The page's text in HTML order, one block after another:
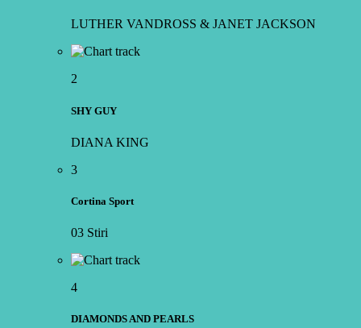
LUTHER VANDROSS & JANET JACKSON
2
SHY GUY
DIANA KING
3
Cortina Sport
03 Stiri
4
DIAMONDS AND PEARLS